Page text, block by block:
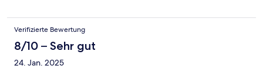
Verifizierte Bewertung
8/10 – Sehr gut
24. Jan. 2025